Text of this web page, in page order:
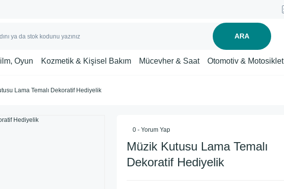
ARA
Oyun Kozmetik & Kişisel Bakım Mücevher & Saat Otomotiv & Motosiklet
Lama Temalı Dekoratif Hediyelik
0 - Yorum Yap
Müzik Kutusu Lama Temalı
Dekoratif Hediyelik